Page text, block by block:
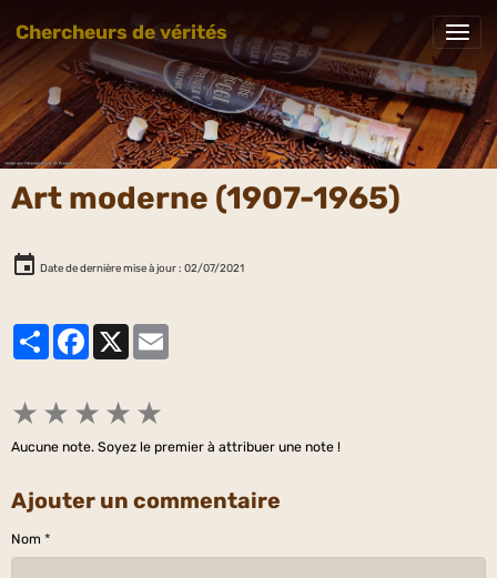
Chercheurs de vérités
Art moderne (1907-1965)
Date de dernière mise à jour : 02/07/2021
PartagerFacebook
X
★ ★ ★ ★ ★
Aucune note. Soyez le premier à attribuer une note !
Ajouter un commentaire
Nom